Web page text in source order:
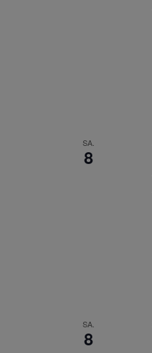
SA.
8
SA.
8